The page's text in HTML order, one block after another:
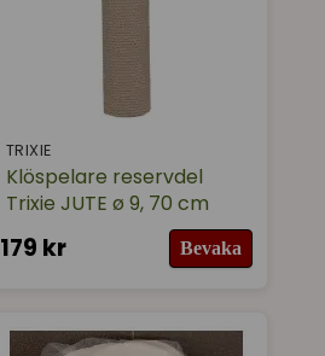
TRIXIE
Klöspelare reservdel
Trixie JUTE ø 9, 70 cm
179 kr Bevaka